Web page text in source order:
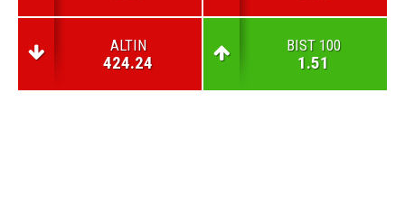
ALTIN
424.24
BIST 100
1.51